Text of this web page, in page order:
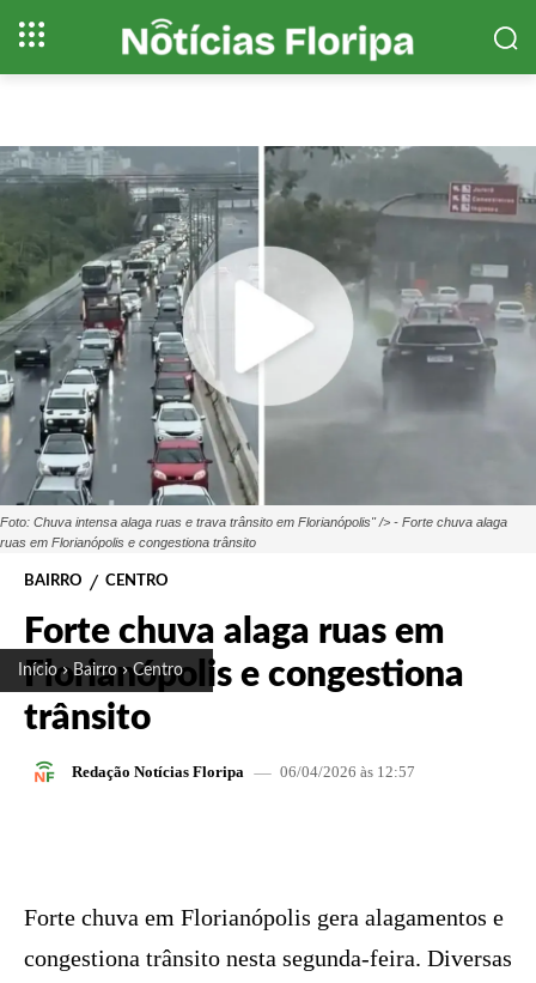
Início Bairro Centro
Foto: Chuva intensa alaga ruas e trava trânsito em Florianópolis" /> - Forte chuva alaga
ruas em Florianópolis e congestiona trânsito
BAIRRO CENTRO
Forte chuva alaga ruas em
Florianópolis e congestiona
trânsito
Redação Notícias Floripa 06/04/2026 às 12:57
Forte chuva em Florianópolis gera alagamentos e
congestiona trânsito nesta segunda-feira. Diversas